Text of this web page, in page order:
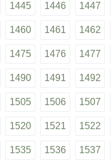
1445 1446 1447
1460 1461 1462
1475 1476 1477
1490 1491 1492
1505 1506 1507
1520 1521 1522
1535 1536 1537